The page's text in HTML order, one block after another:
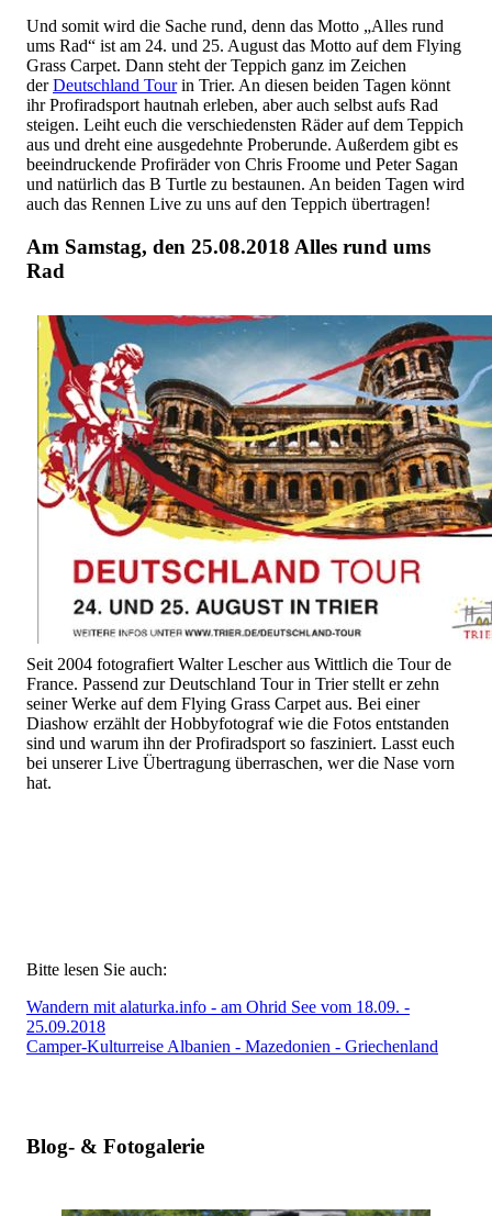
Und somit wird die Sache rund, denn das Motto „Alles rund
ums Rad“ ist am 24. und 25. August das Motto auf dem Flying
Grass Carpet. Dann steht der Teppich ganz im Zeichen
derDeutschland Tourin Trier. An diesen beiden Tagen könnt
ihr Profiradsport hautnah erleben, aber auch selbst aufs Rad
steigen. Leiht euch die verschiedensten Räder auf dem Teppich
aus und dreht eine ausgedehnte Proberunde. Außerdem gibt es
beeindruckende Profiräder von Chris Froome und Peter Sagan
und natürlich das B Turtle zu bestaunen. An beiden Tagen wird
auch das Rennen Live zu uns auf den Teppich übertragen!
Am Samstag, den 25.08.2018 Alles rund ums
Rad
Seit 2004 fotografiert Walter Lescher aus Wittlich die Tour de
France. Passend zur Deutschland Tour in Trier stellt er zehn
seiner Werke auf dem Flying Grass Carpet aus. Bei einer
Diashow erzählt der Hobbyfotograf wie die Fotos entstanden
sind und warum ihn der Profiradsport so fasziniert. Lasst euch
bei unserer Live Übertragung überraschen, wer die Nase vorn
hat.
Bitte lesen Sie auch:
Wandern mit alaturka.info - am Ohrid See vom 18.09. -
25.09.2018
Camper-Kulturreise Albanien - Mazedonien - Griechenland
Blog- & Fotogalerie